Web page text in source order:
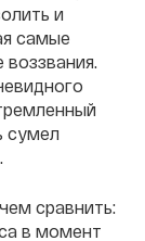
и
самые
воззвания.
сумел
сравнить:
в момент